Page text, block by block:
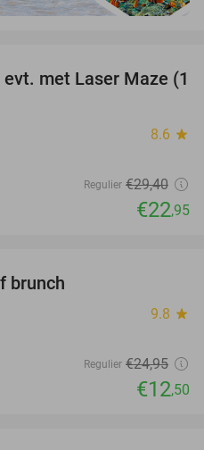
22%
met Laser Maze (1
8.6 star
Regulier €29,40
€22,95
brunch
9.8 star
Regulier €24,95
€12,50